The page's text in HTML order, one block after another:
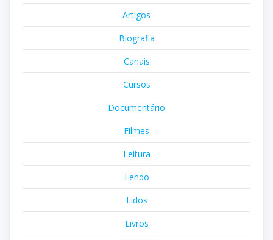
Artigos
Biografia
Canais
Cursos
Documentário
Filmes
Leitura
Lendo
Lidos
Livros